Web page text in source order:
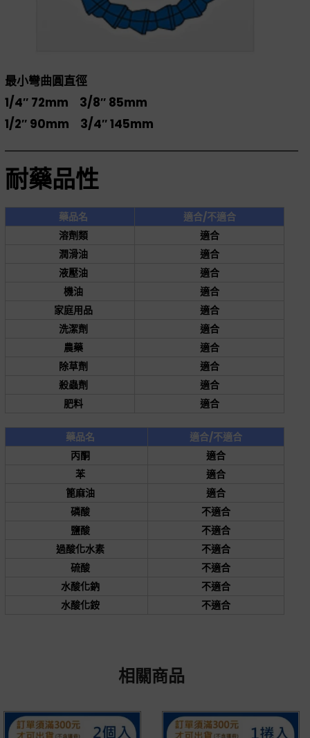
最小彎曲圓直徑
1/4″ 72mm 3/8″ 85mm
1/2″ 90mm 3/4″ 145mm
耐藥品性
藥品名
適合/不適合
溶劑類
適合
潤滑油
適合
液壓油
適合
機油
適合
家庭用品
適合
洗潔劑
適合
農藥
適合
除草劑
適合
殺蟲劑
適合
肥料
適合
藥品名
適合/不適合
丙酮
適合
苯
適合
篦麻油
適合
磷酸
不適合
鹽酸
不適合
過酸化水素
不適合
硫酸
不適合
水酸化鈉
不適合
水酸化銨
不適合
相關商品